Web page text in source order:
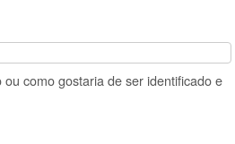
como gostaria de ser identificado e